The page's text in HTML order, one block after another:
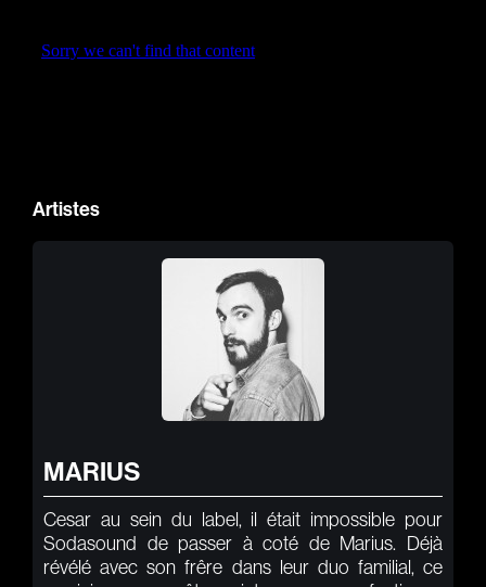
Artistes
MARIUS
Cesar au sein du label, il était impossible pour
Sodasound de passer à coté de Marius. Déjà
révélé avec son frêre dans leur duo familial, ce